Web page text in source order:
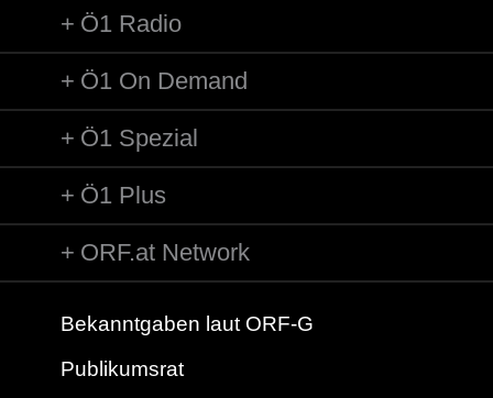
Ö1 Radio
Ö1 On Demand
Ö1 Spezial
Ö1 Plus
ORF.at Network
Bekanntgaben laut ORF-G
Publikumsrat